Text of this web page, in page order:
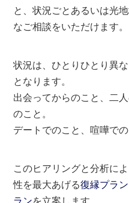
と、状況ごとあるいは光
なご相談をいただけます。
状況は、ひとりひとり異
となります。
出会ってからのこと、二
のこと。
デートでのこと、喧嘩で
このヒアリングと分析に
性を最大あげる復縁プラン
ランを立案します。